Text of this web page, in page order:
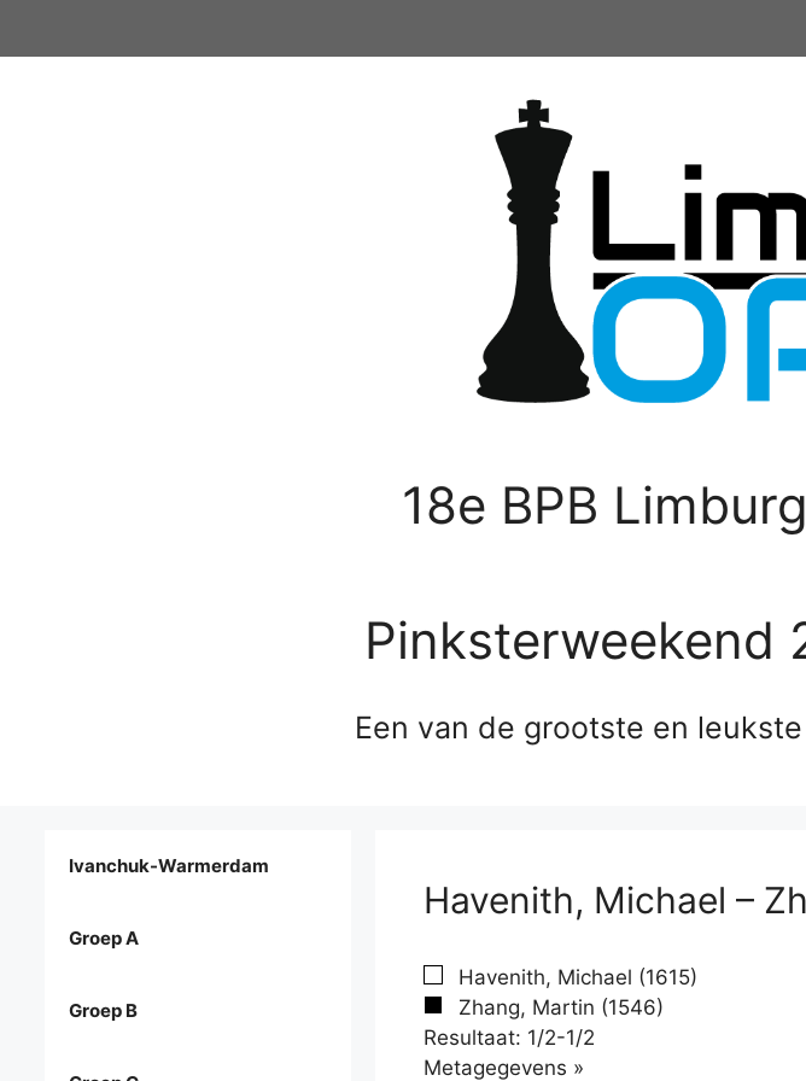
18e BPB
Pinksterweekend
Een van de grootste en
Havenith, Michael –
Havenith, Michael (1615)
Zhang, Martin (1546)
Resultaat: 1/2-1/2
Metagegevens »
Ivanchuk-Warmerdam
Groep A
Groep B